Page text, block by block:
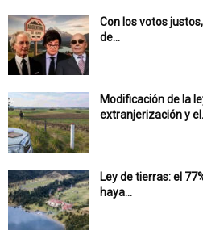
Con los votos
de...
Modificación de la
extranjerización y
Ley de tierras: el
haya...